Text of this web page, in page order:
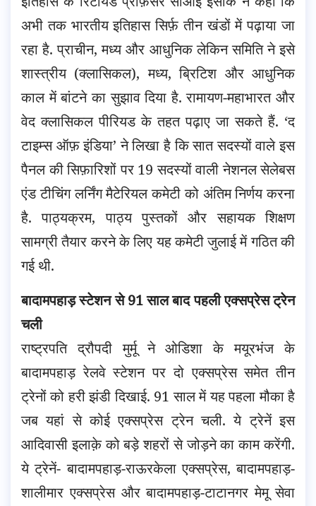
अभी तक भारतीय इतिहास सिर्फ़ तीन खंडों में पढ़ाया जा
रहा है. प्राचीन, मध्य और आधुनिक लेकिन समिति ने इसे
शास्त्रीय (क्लासिकल), मध्य, ब्रिटिश और आधुनिक
काल में बांटने का सुझाव दिया है. रामायण-महाभारत और
वेद क्लासिकल पीरियड के तहत पढ़ाए जा सकते हैं. ‘द
टाइम्स ऑफ़ इंडिया’ ने लिखा है कि सात सदस्यों वाले इस
पैनल की सिफ़ारिशों पर 19 सदस्यों वाली नेशनल सेलेबस
एंड टीचिंग लर्निंग मैटेरियल कमेटी को अंतिम निर्णय करना
है. पाठ्यक्रम, पाठ्य पुस्तकों और सहायक शिक्षण
सामग्री तैयार करने के लिए यह कमेटी जुलाई में गठित की
गई थी.
बादामपहाड़ स्टेशन से 91 साल बाद पहली एक्सप्रेस ट्रेन
चली
राष्ट्रपति द्रौपदी मुर्मू ने ओडिशा के मयूरभंज के
बादामपहाड़ रेलवे स्टेशन पर दो एक्सप्रेस समेत तीन
ट्रेनों को हरी झंडी दिखाई. 91 साल में यह पहला मौका है
जब यहां से कोई एक्सप्रेस ट्रेन चली. ये ट्रेनें इस
आदिवासी इलाक़े को बड़े शहरों से जोड़ने का काम करेंगी.
ये ट्रेनें- बादामपहाड़-राऊरकेला एक्सप्रेस, बादामपहाड़-
शालीमार एक्सप्रेस और बादामपहाड़-टाटानगर मेमू सेवा